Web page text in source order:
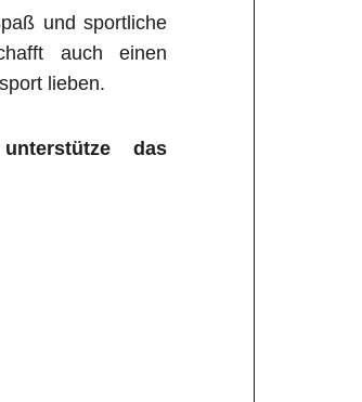
und sportliche
auch einen
lieben.
das